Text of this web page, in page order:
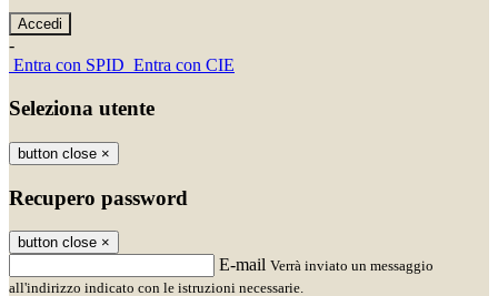
-
Entra con SPID Entra con CIE
Seleziona utente
button close ×
Recupero password
button close ×
E-mail Verrà inviato un messaggio
all'indirizzo indicato con le istruzioni necessarie.